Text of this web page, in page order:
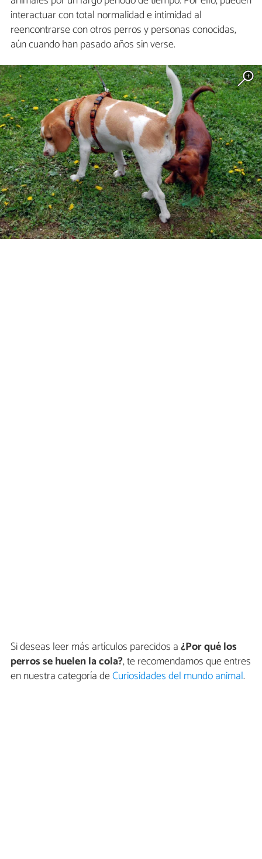
interactuar con total normalidad e intimidad al
reencontrarse con otros perros y personas conocidas,
aún cuando han pasado años sin verse.
Si deseas leer más artículos parecidos a¿Por qué los
perros se huelen la cola?, te recomendamos que entres
en nuestra categoría deCuriosidades del mundo animal.